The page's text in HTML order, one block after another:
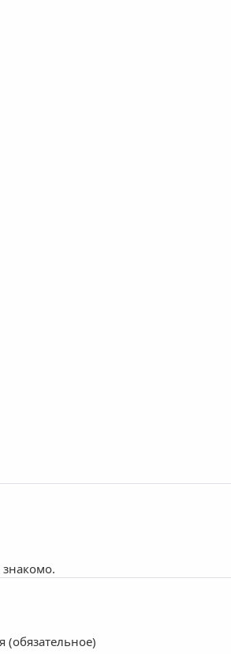
(обязательное)